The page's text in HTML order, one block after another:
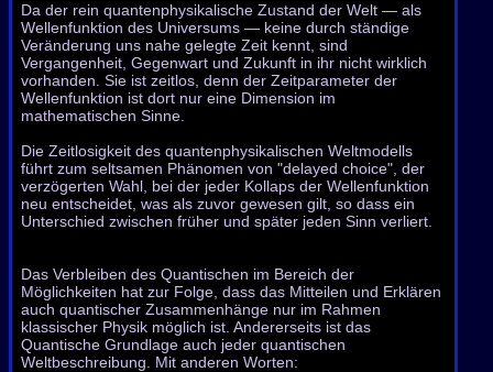
Da der rein quantenphysikalische Zustand der Welt — als
Wellenfunktion des Universums — keine durch ständige
Veränderung uns nahe gelegte Zeit kennt, sind
Vergangenheit, Gegenwart und Zukunft in ihr nicht wirklich
vorhanden. Sie ist zeitlos, denn der Zeitparameter der
Wellenfunktion ist dort nur eine Dimension im
mathematischen Sinne.
Die Zeitlosigkeit des quantenphysikalischen Weltmodells
führt zum seltsamen Phänomen von "delayed choice", der
verzögerten Wahl, bei der jeder Kollaps der Wellenfunktion
neu entscheidet, was als zuvor gewesen gilt, so dass ein
Unterschied zwischen früher und später jeden Sinn verliert.
Das Verbleiben des Quantischen im Bereich der
Möglichkeiten hat zur Folge, dass das Mitteilen und Erklären
auch quantischer Zusammenhänge nur im Rahmen
klassischer Physik möglich ist. Andererseits ist das
Quantische Grundlage auch jeder quantischen
Weltbeschreibung. Mit anderen Worten: